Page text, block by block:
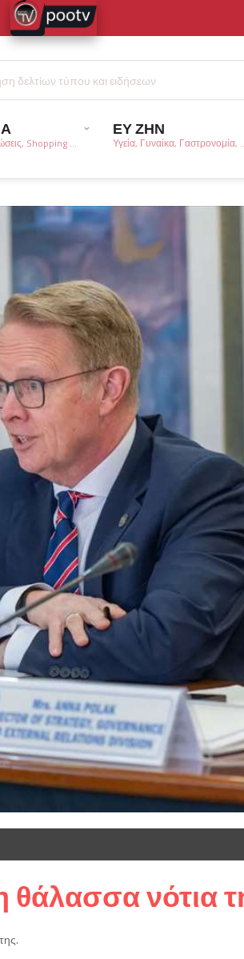
Shopping ...
ΕΥ ΖΗΝ
Υγεία, Γυναίκα, Γαστρονομία,
θάλασσα νότια